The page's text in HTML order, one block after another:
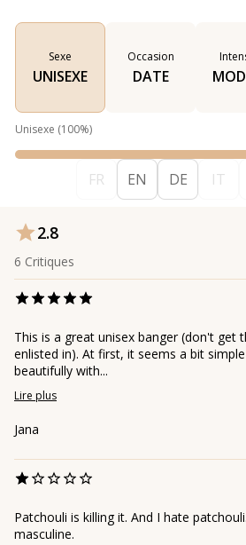
Sexe
UNISEXE
Occasion
DATE
Unisexe (100%)
FR EN DE IT
2.8
6 Critiques
This is a great unisex banger (don't get
enlisted in). At first, it seems a bit
beautifully with...
Lire plus
Jana
Patchouli is killing it. And I hate
masculine.